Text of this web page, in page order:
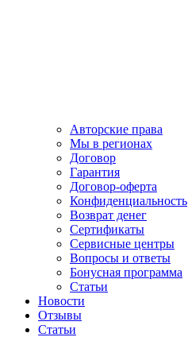
Авторские права
Мы в регионах
Договор
Гарантия
Договор-оферта
Конфиденциальность
Возврат денег
Сертификаты
Сервисные центры
Вопросы и ответы
Бонусная программа
Статьи
Новости
Отзывы
Статьи